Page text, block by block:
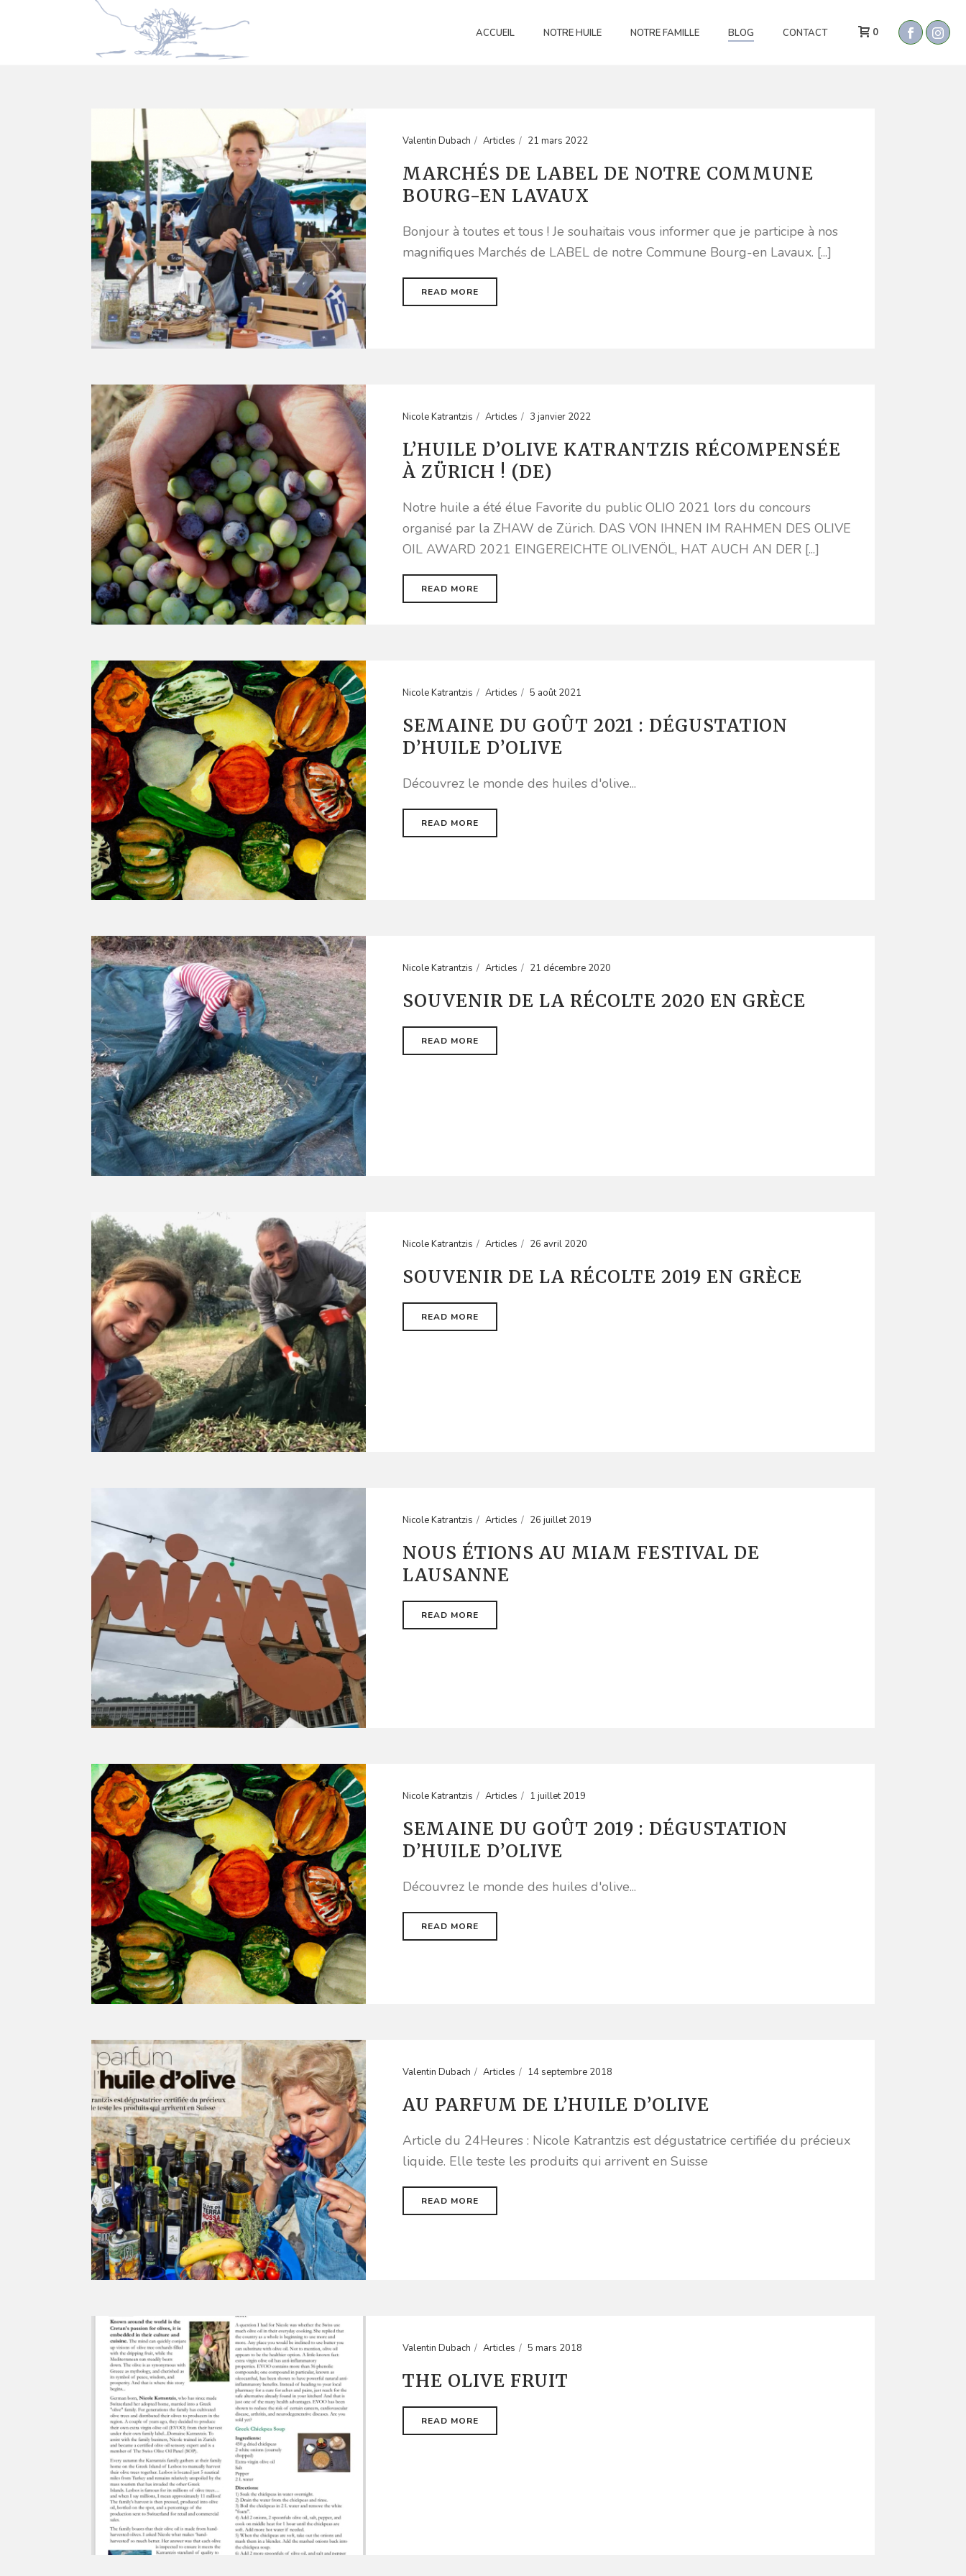
ACCUEIL NOTRE HUILE NOTRE FAMILLE BLOG CONTACT 0
Valentin Dubach Articles 21 mars 2022
MARCHÉS DE LABEL DE NOTRE COMMUNE
BOURG-EN LAVAUX
Bonjour à toutes et tous ! Je souhaitais vous informer que je participe à nos
magnifiques Marchés de LABEL de notre Commune Bourg-en Lavaux. [...]
READ MORE
Nicole Katrantzis Articles 3 janvier 2022
L’HUILE D’OLIVE KATRANTZIS RÉCOMPENSÉE
À ZÜRICH ! (DE)
Notre huile a été élue Favorite du public OLIO 2021 lors du concours
organisé par la ZHAW de Zürich. DAS VON IHNEN IM RAHMEN DES OLIVE
OIL AWARD 2021 EINGEREICHTE OLIVENÖL, HAT AUCH AN DER [...]
READ MORE
Nicole Katrantzis Articles 5 août 2021
SEMAINE DU GOÛT 2021 : DÉGUSTATION
D’HUILE D’OLIVE
Découvrez le monde des huiles d'olive...
READ MORE
Nicole Katrantzis Articles 21 décembre 2020
SOUVENIR DE LA RÉCOLTE 2020 EN GRÈCE
READ MORE
Nicole Katrantzis Articles 26 avril 2020
SOUVENIR DE LA RÉCOLTE 2019 EN GRÈCE
READ MORE
Nicole Katrantzis Articles 26 juillet 2019
NOUS ÉTIONS AU MIAM FESTIVAL DE
LAUSANNE
READ MORE
Nicole Katrantzis Articles 1 juillet 2019
SEMAINE DU GOÛT 2019 : DÉGUSTATION
D’HUILE D’OLIVE
Découvrez le monde des huiles d'olive...
READ MORE
Valentin Dubach Articles 14 septembre 2018
AU PARFUM DE L’HUILE D’OLIVE
Article du 24Heures : Nicole Katrantzis est dégustatrice certifiée du précieux
liquide. Elle teste les produits qui arrivent en Suisse
READ MORE
Valentin Dubach Articles 5 mars 2018
THE OLIVE FRUIT
READ MORE